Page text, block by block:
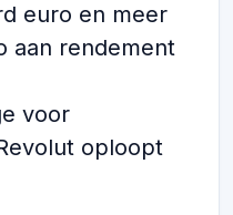
euro en meer
aan rendement
voor
oploopt